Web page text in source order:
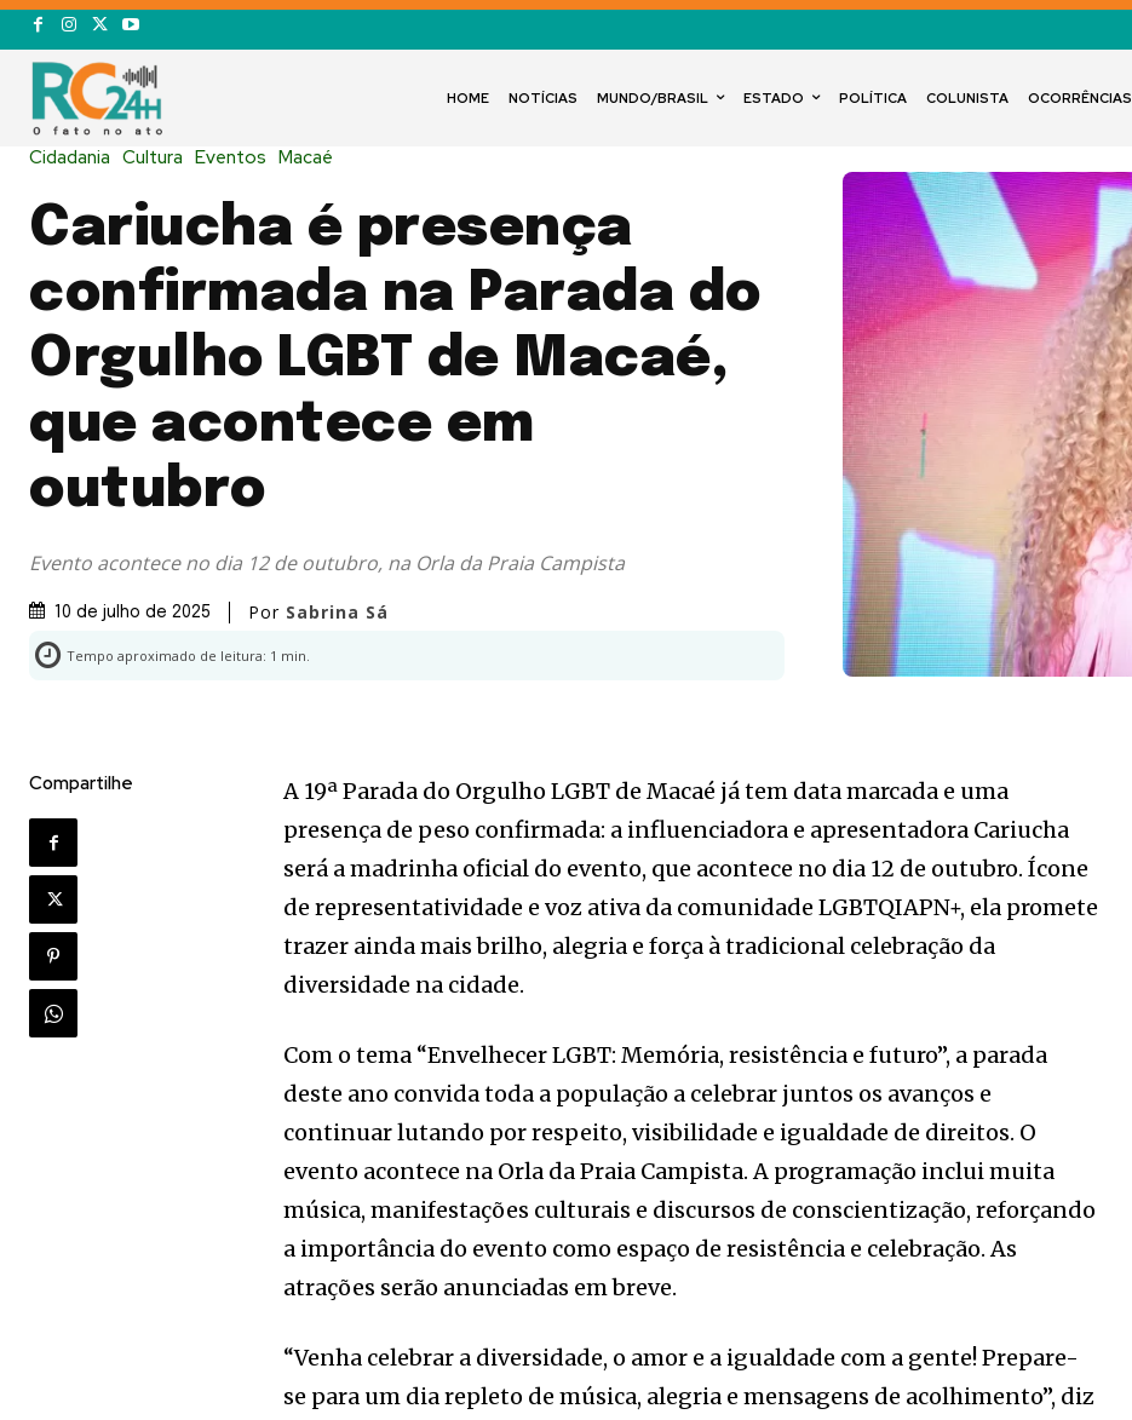
HOME NOTÍCIAS MUNDO/BRASIL ESTADO POLÍTICA COLUNISTA OCORRÊNCIAS
Cidadania Cultura Eventos Macaé
Cariucha é presença
confirmada na Parada do
Orgulho LGBT de Macaé,
que acontece em
outubro
Evento acontece no dia 12 de outubro, na Orla da Praia Campista
10 de julho de 2025 Por Sabrina Sá
Tempo aproximado de leitura: 1 min.
Compartilhe
A 19ª Parada do Orgulho LGBT de Macaé já tem data marcada e uma
presença de peso confirmada: a influenciadora e apresentadora Cariucha
será a madrinha oficial do evento, que acontece no dia 12 de outubro. Ícone
de representatividade e voz ativa da comunidade LGBTQIAPN+, ela promete
trazer ainda mais brilho, alegria e força à tradicional celebração da
diversidade na cidade.
Com o tema “Envelhecer LGBT: Memória, resistência e futuro”, a parada
deste ano convida toda a população a celebrar juntos os avanços e
continuar lutando por respeito, visibilidade e igualdade de direitos. O
evento acontece na Orla da Praia Campista. A programação inclui muita
música, manifestações culturais e discursos de conscientização, reforçando
a importância do evento como espaço de resistência e celebração. As
atrações serão anunciadas em breve.
“Venha celebrar a diversidade, o amor e a igualdade com a gente! Prepare-
se para um dia repleto de música, alegria e mensagens de acolhimento”, diz